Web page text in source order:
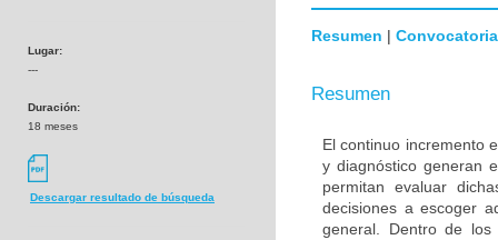
Lugar:
---
Duración:
18 meses
Descargar resultado de búsqueda
Resumen | Convocatoria
Resumen
El continuo incremento
y diagnóstico generan
permitan evaluar
decisiones a escoger
general. Dentro de los